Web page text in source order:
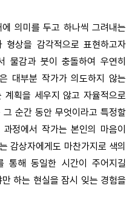
의미를 두고 하나씩 그려내는
형상을 감각적으로 표현하고자
물감과 붓이 충돌하여 우연히
대부분 작가가 의도하지 않는
획을 세우지 않고 자율적으로
순간 동안 무엇이라고 특정할
정에서 작가는 본인의 마음이
감상자에게도 마찬가지로 색의
통해 동일한 시간이 주어지길
하는 현실을 잠시 잊는 경험을